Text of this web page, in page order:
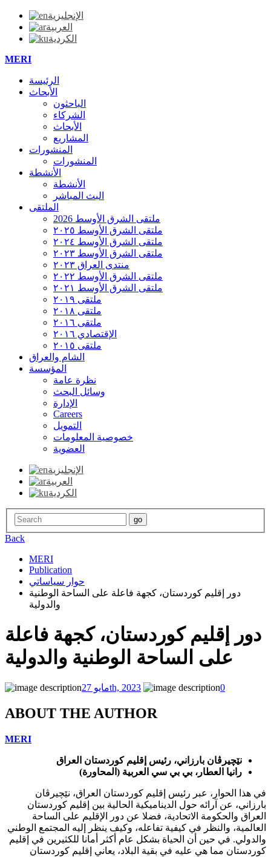
الإنجليزية
العربية
الكردية
MERI
الرئيسة
الأبحاث
الباحثون
الشركاء
الأبحاث
المشاريع
المنشورات
المنشورات
الأنشطة
الأنشطة
البث المباشر
الملتقی
ملتقی الشرق الأوسط 2026
ملتقی الشرق الأوسط ٢٠٢٥
ملتقی الشرق الأوسط ٢٠٢٤
ملتقی الشرق الأوسط ٢٠٢٣
منتدی العراق ٢٠٢٣
ملتقی الشرق الأوسط ٢٠٢٢
ملتقی الشرق الأوسط ٢٠٢١
ملتقی ٢٠١٩
ملتقی ٢٠١٨
ملتقی ٢٠١٦
الإقتصادي ٢٠١٦
ملتقی ٢٠١٥
الشام والعراق
المؤسسة
نظرة عامة
وسائل البحث
الإدارة
Careers
التمويل
خصوصية المعلومات
العضوية
الإنجليزية
العربية
الكردية
Back
MERI
Publication
حوار سياساتي
دور إقليم كوردستان، كجهة فاعلة على الساحة الوطنية
والدولية
دور إقليم كوردستان، كجهة فاعلة
على الساحة الوطنية والدولية
مايو 27th, 2023 0
ABOUT THE AUTHOR
MERI
نێچیرڤان بارزاني، رئيس إقليم كوردستان العراق
رانيا العطار، بي بي سي العربية (المحاورة)
في هذا الحوار، عبر رئيس إقليم كوردستان العراق، نێچیرڤان
بارزاني، عن آرائه حول الديناميكية الحالية بين إقليم كوردستان
العراق والحكومة الاتحادية، فضلا عن دور الإقليم على الساحة
العالمية، والنظر في كيفية تفاعله، وكيف ينظر إليه المجتمع الوطني
والدولي. في حين أن الحياة بشكل عام أكثر أمانا للكثيرين في إقليم
كوردستان مما هي عليه في بقية البلاد، يعاني إقليم كوردستان